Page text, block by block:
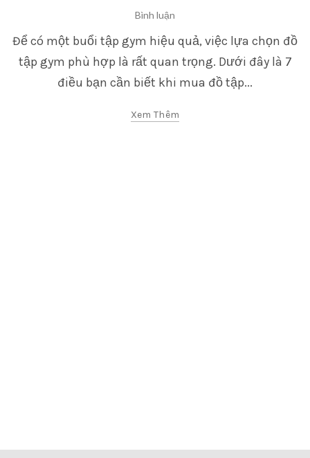
Bình luận
Để có một buổi tập gym hiệu quả, việc lựa chọn đồ
tập gym phù hợp là rất quan trọng. Dưới đây là 7
điều bạn cần biết khi mua đồ tập...
Xem Thêm